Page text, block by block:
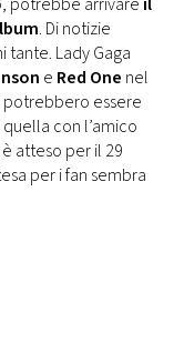
. Di notizie
Lady Gaga
e Red One nel
potrebbero essere
con l’amico
atteso per il 29
per i fan sembra